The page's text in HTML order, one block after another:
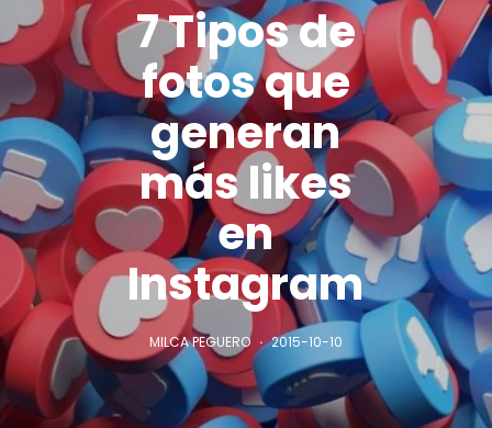
7 Tipos de
fotos que
generan
más likes
en
Instagram
MILCA PEGUERO 2015-10-10